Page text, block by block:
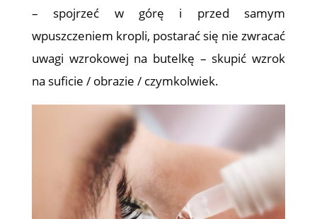
– spojrzeć w górę i przed samym
wpuszczeniem kropli, postarać się nie zwracać
uwagi wzrokowej na butelkę – skupić wzrok
na suficie / obrazie / czymkolwiek.